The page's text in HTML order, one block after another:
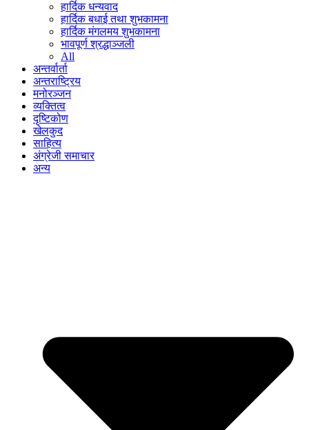
हार्दिक धन्यवाद
हार्दिक बधाई तथा शुभकामना
हार्दिक मंगलमय शुभकामना
भावपूर्ण श्रद्धाञ्जली
All
अन्तर्वार्ता
अन्तराष्ट्रिय
मनोरञ्जन
व्यक्तित्व
दृष्टिकोण
खेलकुद
साहित्य
अंग्रेजी समाचार
अन्य